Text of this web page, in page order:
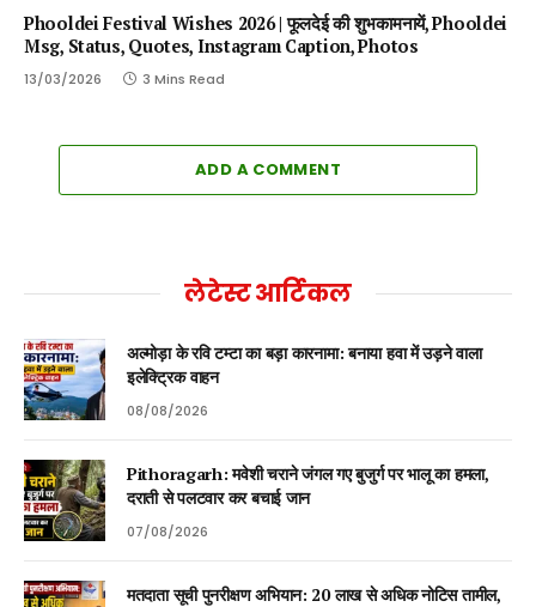
Phooldei Festival Wishes 2026 | फूलदेई की शुभकामनायें, Phooldei
Msg, Status, Quotes, Instagram Caption, Photos
13/03/2026 3 Mins Read
ADD A COMMENT
लेटेस्ट आर्टिकल
अल्मोड़ा के रवि टम्टा का बड़ा कारनामा: बनाया हवा में उड़ने वाला
इलेक्ट्रिक वाहन
08/08/2026
Pithoragarh: मवेशी चराने जंगल गए बुजुर्ग पर भालू का हमला,
दराती से पलटवार कर बचाई जान
07/08/2026
मतदाता सूची पुनरीक्षण अभियान: 20 लाख से अधिक नोटिस तामील,